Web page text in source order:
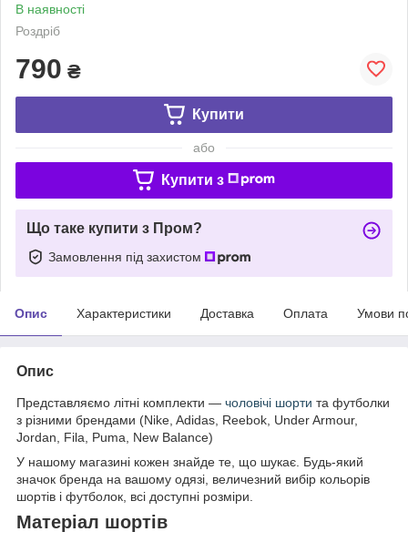
В наявності
Роздріб
790 ₴
Купити
або
Купити з
Що таке купити з Пром?
Замовлення під захистом
Опис Характеристики Доставка Оплата Умови
Опис
Представляємо літні комплекти — чоловічі шорти та футболки
з різними брендами (Nike, Adidas, Reebok, Under Armour,
Jordan, Fila, Puma, New Balance)
У нашому магазині кожен знайде те, що шукає. Будь-який
значок бренда на вашому одязі, величезний вибір кольорів
шортів і футболок, всі доступні розміри.
Матеріал шортів